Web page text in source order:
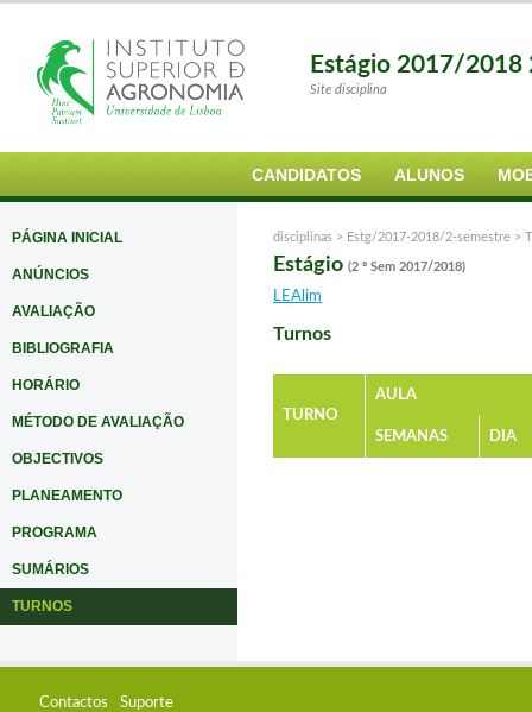
Estágio 2017/2018
Site disciplina
CANDIDATOS ALUNOS
PÁGINA INICIAL
ANÚNCIOS
AVALIAÇÃO
BIBLIOGRAFIA
HORÁRIO
MÉTODO DE AVALIAÇÃO
OBJECTIVOS
PLANEAMENTO
PROGRAMA
SUMÁRIOS
TURNOS
disciplinas > Estg/2017-2018/2-semestre >
Estágio (2 º Sem 2017/2018)
LEAlim
Turnos
TURNO
AULA
SEMANAS DIA
Contactos Suporte